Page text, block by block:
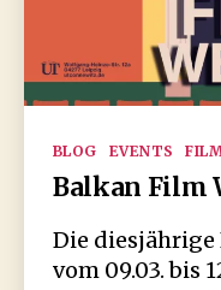
Kategorien
BLOG EVENTS
Balkan Film
Die
vom 09.03. bis